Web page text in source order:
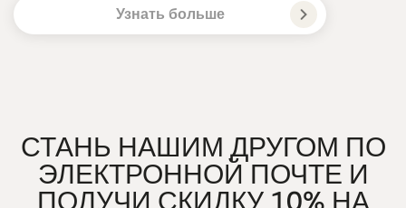
Узнать больше
СТАНЬ НАШИМ ДРУГОМ ПО
ЭЛЕКТРОННОЙ ПОЧТЕ И